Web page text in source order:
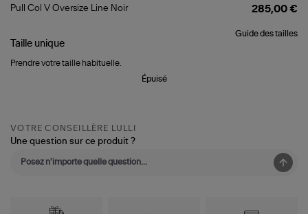
Pull
Oversize
Line
Noir
Pull Col V Oversize Line Noir 285,00 €
Guide des tailles
Taille unique
Prendre votre taille habituelle.
Épuisé
VOTRE CONSEILLÈRE LULLI
Une question sur ce produit ?